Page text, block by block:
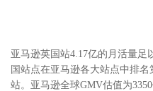
亚马逊英国站4.17亿的月活量
国站点在亚马逊各大站点中排
站。亚马逊全球GMV估值为3350